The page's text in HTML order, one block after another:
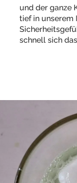
und der ganze
tief in unserem
schnell sich